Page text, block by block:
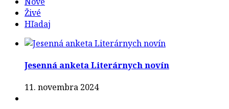
Živé
Hľadaj
Jesenná anketa Literárnych novín
11. novembra 2024